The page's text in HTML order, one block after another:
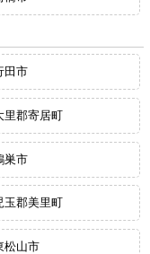
田市
里郡寄居町
巣市
玉郡美里町
松山市